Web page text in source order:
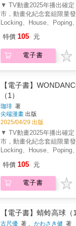
義對吧？ 不，你的青春儘
係。 兩人向舞蹈與戀愛的
舞者的世界，無須言語——
▼ TV動畫2025年播出確定
市，動畫化紀念套組限量
Locking、House、Poping
分鏡震撼感官，聽得見「
一部神作預感！！ ▼ 人氣
釋出：https://
無經驗的小谷花木加入了
覆進行特訓，最終以新生
演大賽名單。 為了大賽排
田 意識到另一位落選新生
情。 跳得好，是由誰來定
舞，又是怎樣一回事？ 不
舞，讓想法彼此碰撞， 舞
群像劇！ 『舞者真好啊，
論身處何處都能跳舞。』
特價 105 元
電子書
【電子書】
（1）
珈琲 著
尖端漫畫 出版
2025/04/29 出版
▼ TV動畫2025年播出確定
市，動畫化紀念套組限量
Locking、House、Poping
分鏡震撼感官，聽得見「
一部神作預感！！ ▼ 人氣
釋出：https://
更好不是嗎？』 壓抑自己
生活的小谷花木。 這樣的
特價 105 元
電子書
【電子書】蜻蛉高球（
古尺優 著 、かわさき健 著